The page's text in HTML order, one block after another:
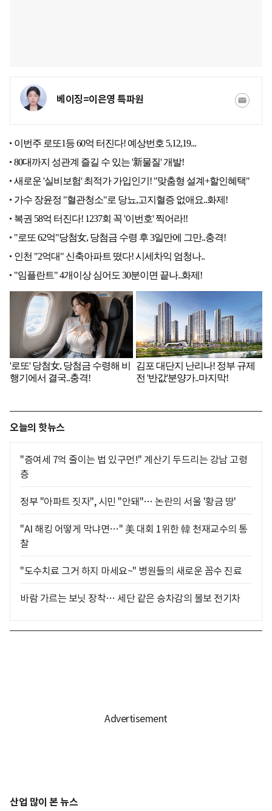
베이징=이은영 특파원
오늘의 핫뉴스
"증여세 7억 줄이는 법 있구먼!" 계산기 두드리는 강남 고령
층
정부 "아파트 짓자", 시민 "안돼"… 논란의 서울 '황금 땅'
"AI 해킹 어떻게 막냐면…" 美 대회 1위한 韓 천재교수의 통
찰
"도수치료 그거 하지 마세요~" 병원들의 새로운 꼼수 진료
바람 가르는 보닛 장착… 세단 같은 승차감의 볼보 전기차
산업 많이 본 뉴스